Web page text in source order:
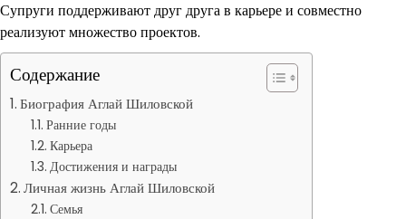
Супруги поддерживают друг друга в карьере и совместно
реализуют множество проектов.
Содержание
Биография Аглай Шиловской
Ранние годы
Карьера
Достижения и награды
Личная жизнь Аглай Шиловской
Семья